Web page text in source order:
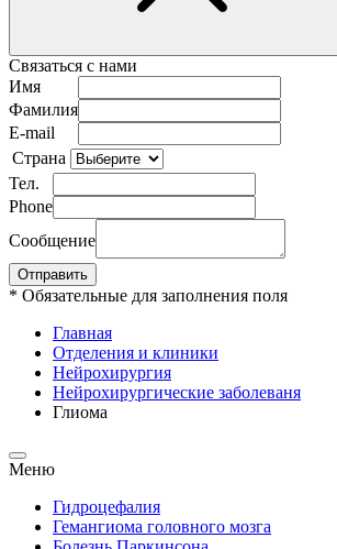
Связаться с нами
Имя
Фамилия
E-mail
Страна
Тел.
Phone
Сообщение
* Обязательные для заполнения поля
Главная
Отделения и клиники
Нейрохирургия
Hейрохирургические заболеваня
Глиома
Меню
Гидроцефалия
Гемангиома головного мозга